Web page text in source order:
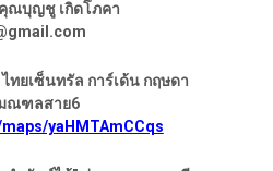
คุณบุญชู เกิดโภคา
ทยเซ็นทรัล การ์เด้น กฤษดา
ณฑลสาย6
yaHMTAmCCqs